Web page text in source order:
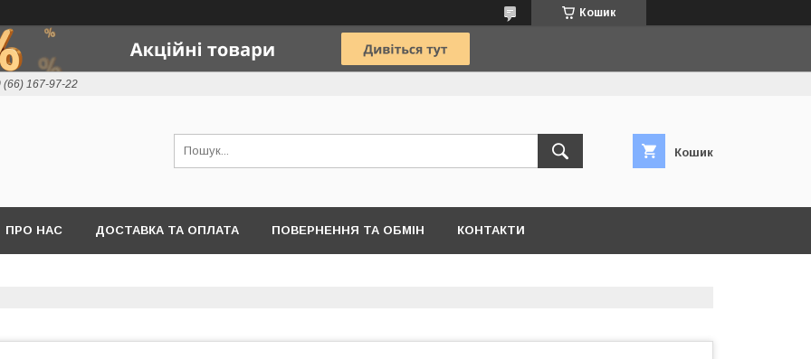
Кошик
(66) 167-97-22
Кошик
ПРО НАС ДОСТАВКА ТА ОПЛАТА ПОВЕРНЕННЯ ТА ОБМІН КОНТАКТИ